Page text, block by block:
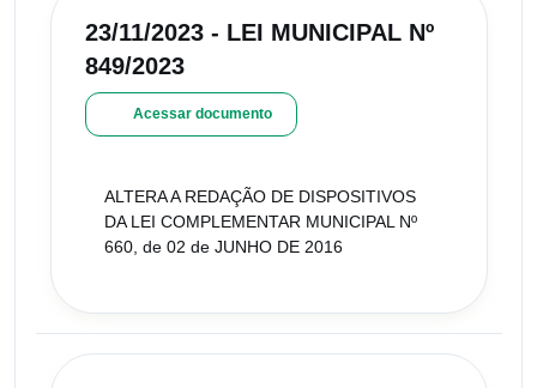
23/11/2023 - LEI MUNICIPAL Nº
849/2023
Acessar documento
ALTERA A REDAÇÃO DE DISPOSITIVOS
DA LEI COMPLEMENTAR MUNICIPAL Nº
660, de 02 de JUNHO DE 2016